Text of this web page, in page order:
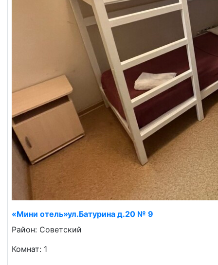
«Мини отель»ул.Батурина д.20 № 9
Район: Советский
Комнат: 1